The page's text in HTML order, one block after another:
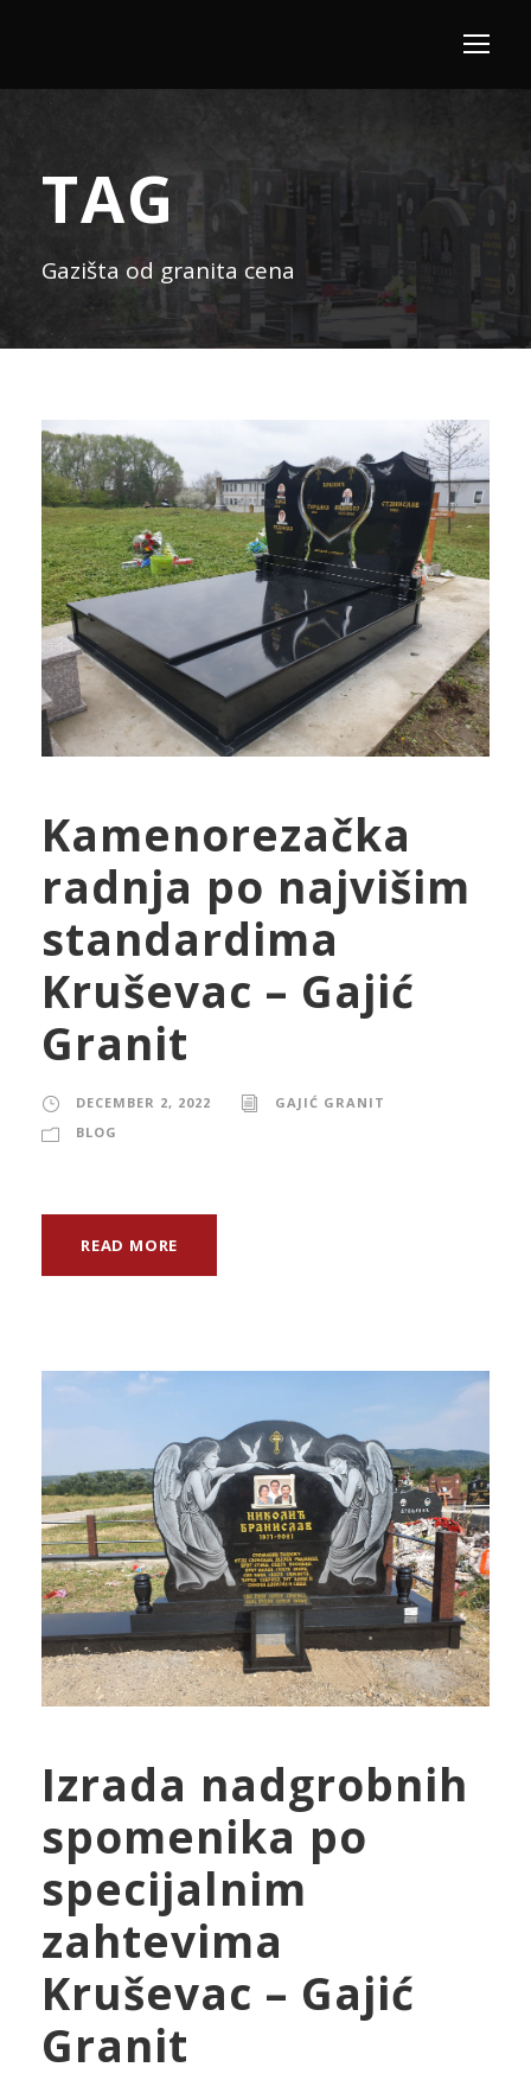
TAG
Gazišta od granita cena
Kamenorezačka
radnja po najvišim
standardima
Kruševac – Gajić
Granit
DECEMBER 2, 2022
GAJIĆ GRANIT
BLOG
READ MORE
Izrada nadgrobnih
spomenika po
specijalnim
zahtevima
Kruševac – Gajić
Granit